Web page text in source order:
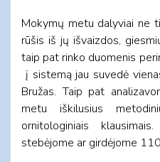
Mokymų metu dalyviai ne
rūšis iš jų išvaizdos,
taip pat rinko duomenis
į sistemą jau suvedė
Bružas. Taip pat
metu iškilusius
ornitologiniais
stebėjome ar girdėjome